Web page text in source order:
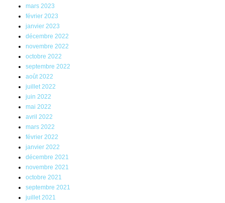
mars 2023
février 2023
janvier 2023
décembre 2022
novembre 2022
octobre 2022
septembre 2022
août 2022
juillet 2022
juin 2022
mai 2022
avril 2022
mars 2022
février 2022
janvier 2022
décembre 2021
novembre 2021
octobre 2021
septembre 2021
juillet 2021